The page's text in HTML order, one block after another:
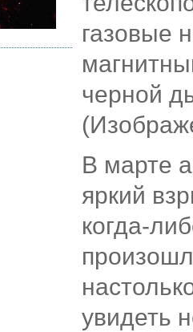
газовые
черной
В марте
яркий
когда-
увидеть